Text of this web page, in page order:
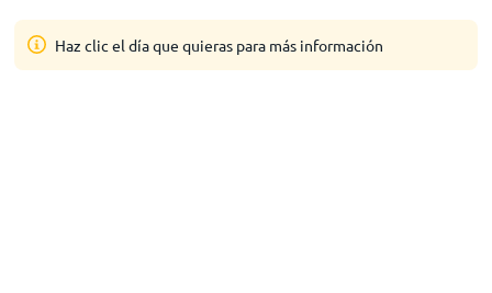
Haz clic el día que quieras para más información